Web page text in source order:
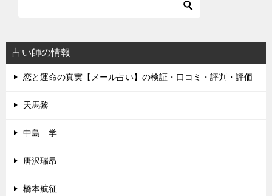
占い師の情報
恋と運命の真実【メール占い】の検証・口コミ・評判・評価
天馬黎
中島 学
唐沢瑞昂
橋本航征